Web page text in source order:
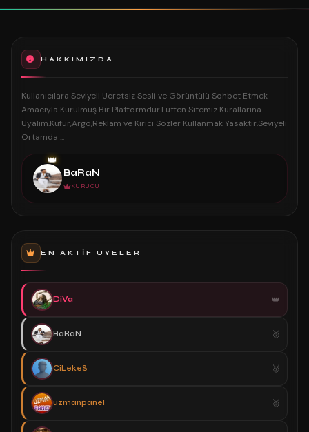
HAKKIMIZDA
Kullanıcılara Seviyeli Ücretsiz Sesli ve Görüntülü Sohbet Etmek
Amacıyla Kurulmuş Bir Platformdur.Lütfen Sitemiz Kurallarına
Uyalım.Küfür,Argo,Reklam ve Kırıcı Sözler Kullanmak Yasaktır.Seviyeli
Ortamda ...
👑
BaRaN
KURUCU
EN AKTIF ÜYELER
DiVa
BaRaN
CiLekeS
uzmanpanel